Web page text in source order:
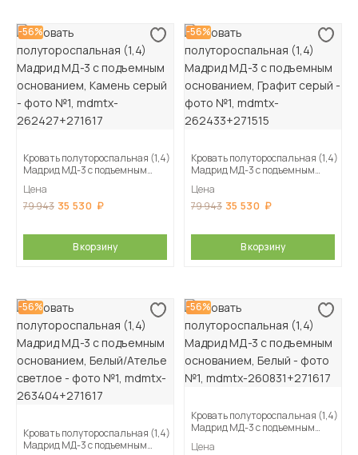
-56%
Кровать полутороспальная (1,4)
Мадрид МД-3 с подъемным
Цена
79 943 35 530
В корзину
-56%
Кровать полутороспальная (1,4)
Мадрид МД-3 с подъемным
Цена
79 943 35 530
В корзину
-56%
Кровать полутороспальная (1,4)
Мадрид МД-3 с подъемным
-56%
Кровать полутороспальная (1,4)
Мадрид МД-3 с подъемным
Цена